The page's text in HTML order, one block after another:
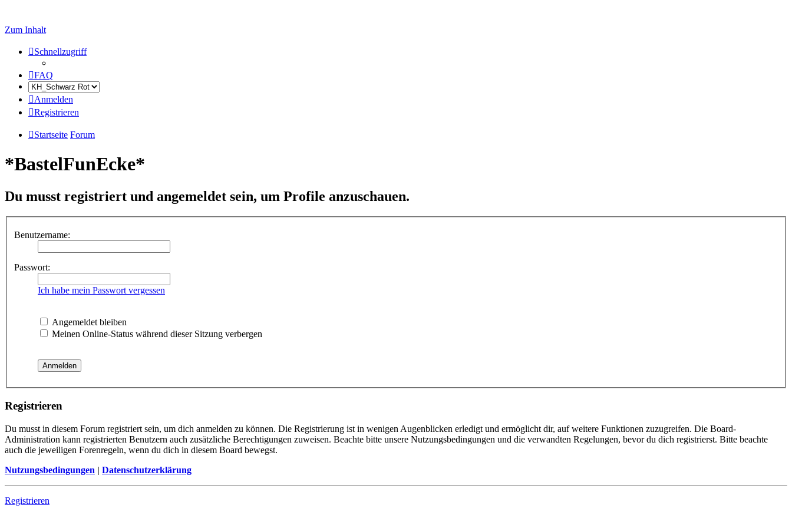
Zum Inhalt
Schnellzugriff
FAQ
Anmelden
Registrieren
Startseite Forum
*BastelFunEcke*
Du musst registriert und angemeldet sein, um Profile anzuschauen.
Benutzername:
Passwort:
Ich habe mein Passwort vergessen
Angemeldet bleiben
Meinen Online-Status während dieser Sitzung verbergen
Registrieren
Du musst in diesem Forum registriert sein, um dich anmelden zu können. Die Registrierung ist in wenigen Augenblicken erledigt und ermöglicht dir, auf weitere Funktionen zuzugreifen. Die Board-
Administration kann registrierten Benutzern auch zusätzliche Berechtigungen zuweisen. Beachte bitte unsere Nutzungsbedingungen und die verwandten Regelungen, bevor du dich registrierst. Bitte beachte
auch die jeweiligen Forenregeln, wenn du dich in diesem Board bewegst.
Nutzungsbedingungen | Datenschutzerklärung
Registrieren